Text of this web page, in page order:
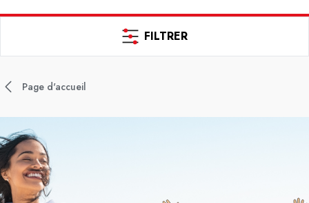
FILTRER
Page d'accueil